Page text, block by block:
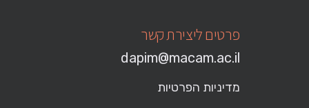
פרטים ליצירת קשר
dapim@macam.ac.il
מדיניות הפרטיות